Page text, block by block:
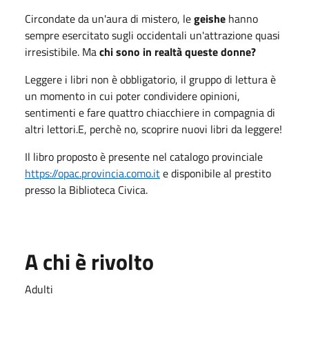
Circondate da un'aura di mistero, legeishe hanno
sempre esercitato sugli occidentali un'attrazione quasi
irresistibile. Machi sono in realtà queste donne?
Leggere i libri non è obbligatorio, il gruppo di lettura è
un momento in cui poter condividere opinioni,
sentimenti e fare quattro chiacchiere in compagnia di
altri lettori.E, perchè no, scoprire nuovi libri da leggere!
Il libro proposto è presente nel catalogo provinciale
https://opac.provincia.como.ite disponibile al prestito
presso la Biblioteca Civica.
A chi è rivolto
Adulti